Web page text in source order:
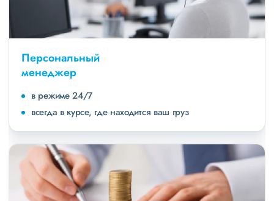
Персональный
менеджер
в режиме 24/7
всегда в курсе, где находится ваш груз